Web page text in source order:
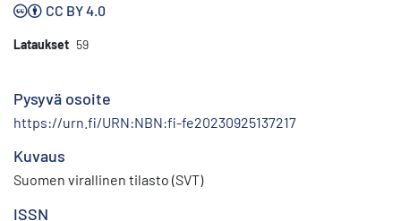
CC BY 4.0
Lataukset 59
Pysyvä osoite
https://urn.fi/URN:NBN:fi-fe20230925137217
Kuvaus
Suomen virallinen tilasto (SVT)
ISSN